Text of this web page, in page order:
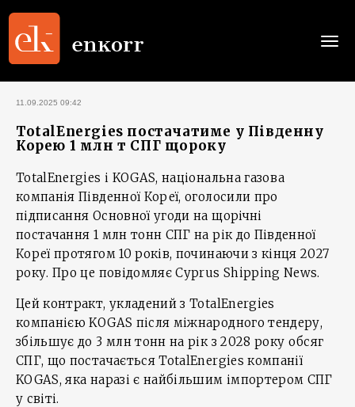
11.09.2025 09:42
TotalEnergies постачатиме у Південну
Корею 1 млн т СПГ щороку
TotalEnergies і KOGAS, національна газова
компанія Південної Кореї, оголосили про
підписання Основної угоди на щорічні
постачання 1 млн тонн СПГ на рік до Південної
Кореї протягом 10 років, починаючи з кінця 2027
року. Про це повідомляє Cyprus Shipping News.
Цей контракт, укладений з TotalEnergies
компанією KOGAS після міжнародного тендеру,
збільшує до 3 млн тонн на рік з 2028 року обсяг
СПГ, що постачається TotalEnergies компанії
KOGAS, яка наразі є найбільшим імпортером СПГ
у світі.